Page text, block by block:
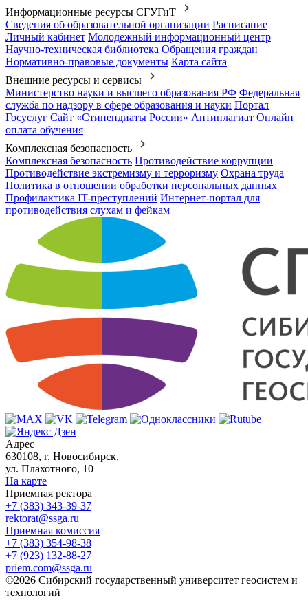
Информационные ресурсы СГУГиТ
Сведения об образовательной организации Расписание
Личный кабинет Молодежный информационный центр
Научно-техническая библиотека Обращения граждан
Нормативно-правовые документы Карта сайта
Внешние ресурсы и сервисы
Министерство науки и высшего образования РФ Федеральная
служба по надзору в сфере образования и науки Портал
Госуслуг Сайт «Стипендиаты России» Антиплагиат Онлайн
оплата обучения
Комплексная безопасность
Комплексная безопасность Противодействие коррупции
Противодействие экстремизму и терроризму Охрана труда
Политика в отношении обработки персональных данных
Профилактика IT-преступлений Интернет-портал для
противодействия слухам и фейкам
Адрес
630108, г. Новосибирск,
ул. Плахотного, 10
На карте
Приемная ректора
+7 (383) 343-39-37
rektorat@ssga.ru
Приемная комиссия
+7 (383) 354-98-38
+7 (923) 132-88-27
priem.com@ssga.ru
©2026 Сибирский государственный университет геосистем и
технологий